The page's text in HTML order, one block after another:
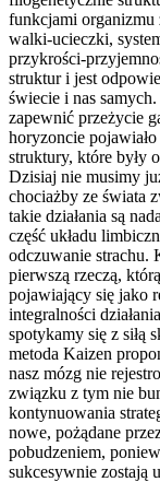
funkcjami organizmu
walki-ucieczki,
przykrości-
struktur i jest
świecie i nas
zapewnić przeżycie
horyzoncie
struktury, które były
Dzisiaj nie musimy
chociażby ze świata
takie działania są
część układu
odczuwanie strachu.
pierwszą rzeczą,
pojawiający się jako
integralności
spotykamy się z siłą
metoda Kaizen
nasz mózg nie
związku z tym nie
kontynuowania
nowe, pożądane
pobudzeniem,
sukcesywnie zostają